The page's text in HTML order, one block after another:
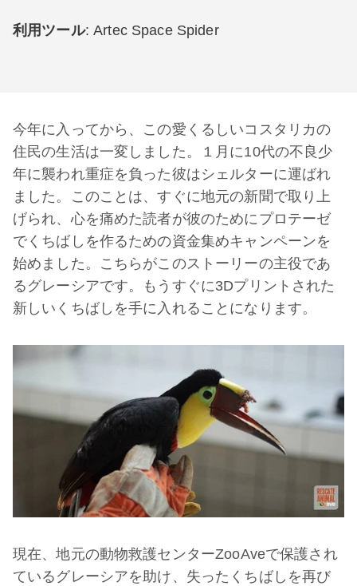
利用ツール: Artec Space Spider
今年に入ってから、この愛くるしいコスタリカの
住民の生活は一変しました。１月に10代の不良少
年に襲われ重症を負った彼はシェルターに運ばれ
ました。このことは、すぐに地元の新聞で取り上
げられ、心を痛めた読者が彼のためにプロテーゼ
でくちばしを作るための資金集めキャンペーンを
始めました。こちらがこのストーリーの主役であ
るグレーシアです。もうすぐに3Dプリントされた
新しいくちばしを手に入れることになります。
現在、地元の動物救護センターZooAveで保護され
ているグレーシアを助け、失ったくちばしを再び